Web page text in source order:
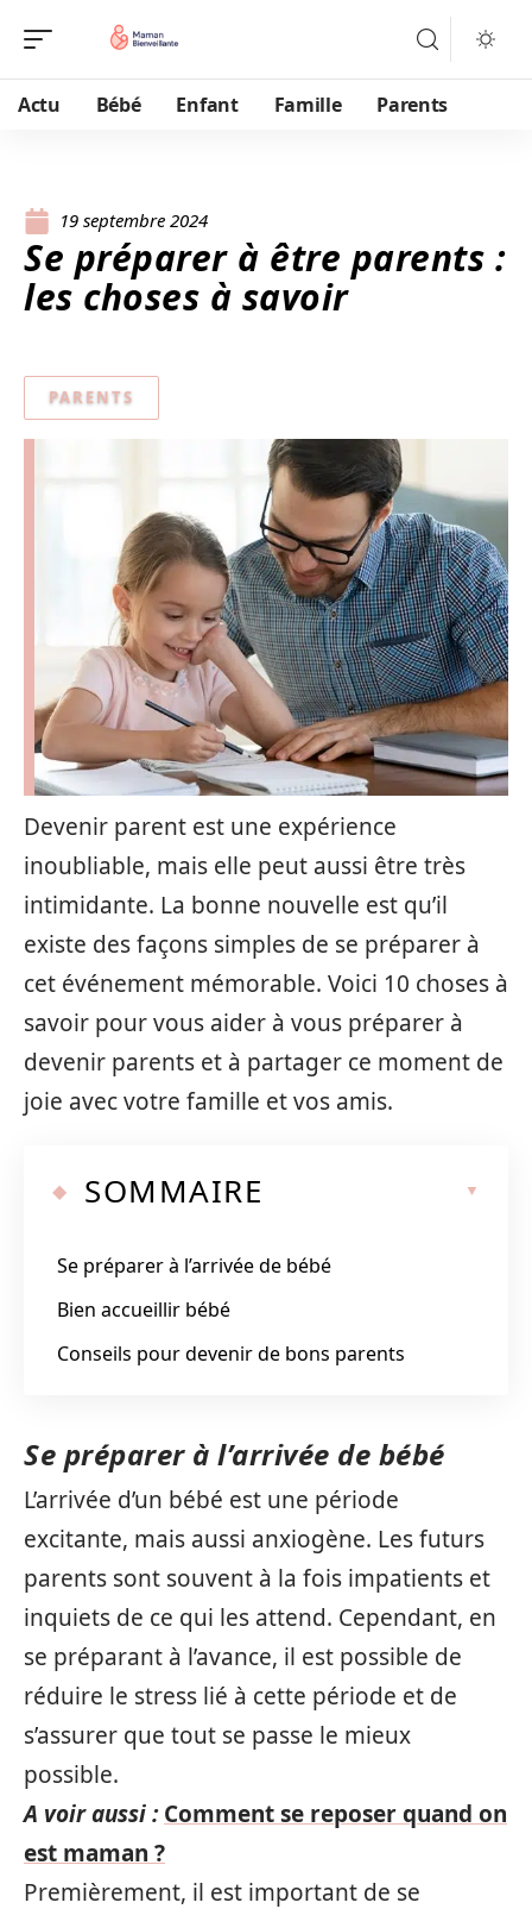
Actu Bébé Enfant Famille Parents
19 septembre 2024
Se préparer à être parents :
les choses à savoir
PARENTS
Devenir parent est une expérience
inoubliable, mais elle peut aussi être très
intimidante. La bonne nouvelle est qu’il
existe des façons simples de se préparer à
cet événement mémorable. Voici 10 choses à
savoir pour vous aider à vous préparer à
devenir parents et à partager ce moment de
joie avec votre famille et vos amis.
SOMMAIRE
Se préparer à l’arrivée de bébé
Bien accueillir bébé
Conseils pour devenir de bons parents
Se préparer à l’arrivée de bébé
L’arrivée d’un bébé est une période
excitante, mais aussi anxiogène. Les futurs
parents sont souvent à la fois impatients et
inquiets de ce qui les attend. Cependant, en
se préparant à l’avance, il est possible de
réduire le stress lié à cette période et de
s’assurer que tout se passe le mieux
possible.
A voir aussi : Comment se reposer quand on
est maman ?
Premièrement, il est important de se